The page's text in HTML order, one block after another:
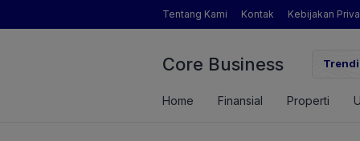
Tentang Kami Kontak Kebijakan
Core Business
Pertanian yang Dimaksud Mentan Amran?
Home Finansial Properti